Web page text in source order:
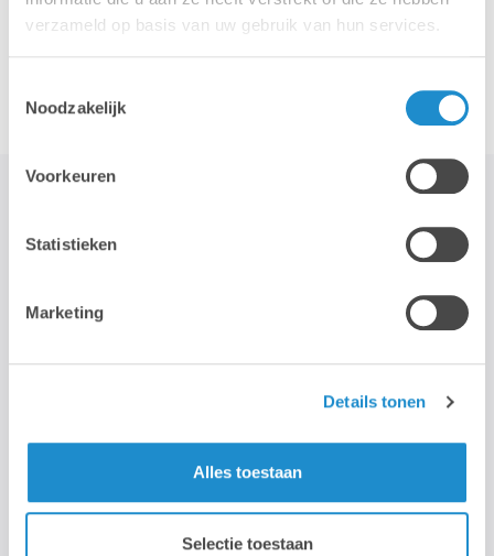
verzameld op basis van uw gebruik van hun services.
Noodzakelijk
Voorkeuren
Statistieken
Marketing
Details tonen
Alles toestaan
Selectie toestaan
Wij gebruiken je e-mailadres enkel om onze maandelijkse
derden, en houden het bij zolang je je niet uitschrijft.